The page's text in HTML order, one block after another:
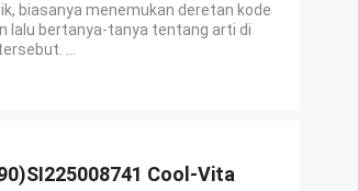
biasanya menemukan deretan kode
lalu bertanya-tanya tentang arti di
...
Cool-Vita